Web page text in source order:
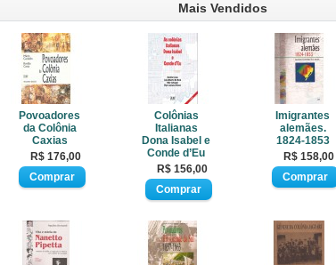
Mais Vendidos
Povoadores
da Colônia
Caxias
R$ 176,00
Colônias
Italianas
Dona Isabel e
Conde d’Eu
R$ 156,00
Imigrantes
alemães.
1824-1853
R$ 158,00